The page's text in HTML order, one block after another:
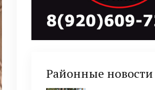
Районные новости